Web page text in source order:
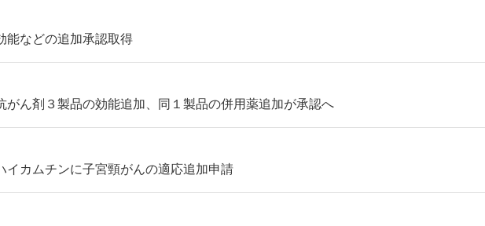
などの追加承認取得
ん剤３製品の効能追加、同１製品の併用薬追加が承認へ
カムチンに子宮頸がんの適応追加申請